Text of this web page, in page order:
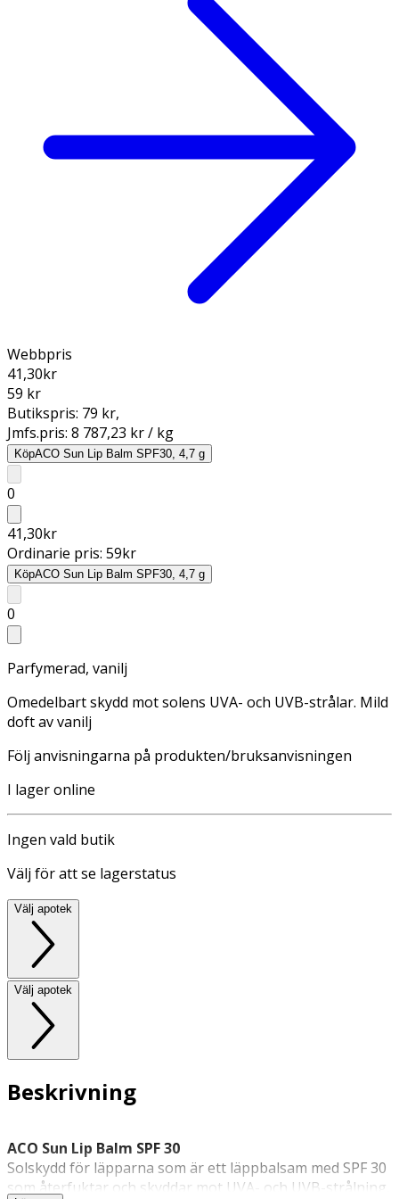
Webbpris
41,30kr
59 kr
Butikspris: 79 kr,
Jmfs.pris: 8 787,23 kr / kg
KöpACO Sun Lip Balm SPF30, 4,7 g
0
41,30kr
Ordinarie pris: 59kr
KöpACO Sun Lip Balm SPF30, 4,7 g
0
Parfymerad, vanilj
Omedelbart skydd mot solens UVA- och UVB-strålar. Mild
doft av vanilj
Följ anvisningarna på produkten/bruksanvisningen
I lager online
Ingen vald butik
Välj för att se lagerstatus
Välj apotek
Välj apotek
Beskrivning
ACO Sun Lip Balm SPF 30
Solskydd för läpparna som är ett läppbalsam med SPF 30
som återfuktar och skyddar mot UVA- och UVB-strålning.